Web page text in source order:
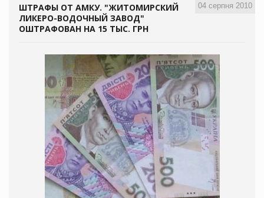
04 серпня 2010
ШТРАФЫ ОТ АМКУ. "ЖИТОМИРСКИЙ
ЛИКЕРО-ВОДОЧНЫЙ ЗАВОД"
ОШТРАФОВАН НА 15 ТЫС. ГРН